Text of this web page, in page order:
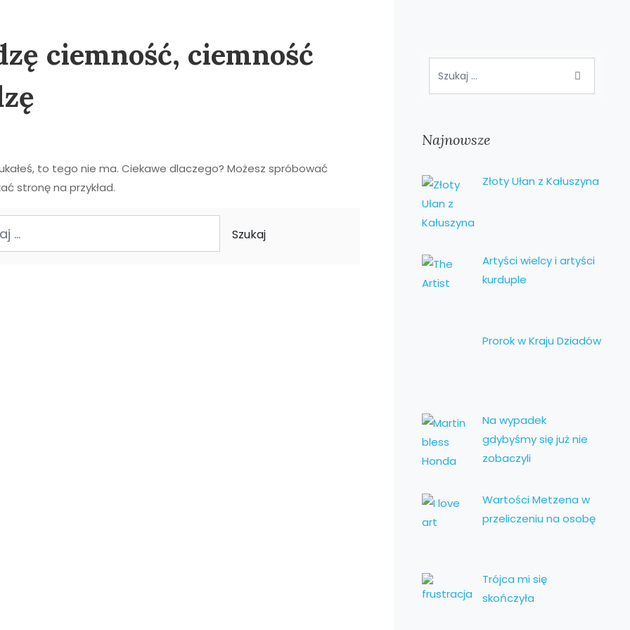
ciemność, ciemność
to tego nie ma. Ciekawe dlaczego? Możesz spróbować
stronę na przykład.
Najnowsze
Złoty Ułan z Kałuszyna
Artyści wielcy i artyści
kurduple
Prorok w Kraju Dziadów
Na wypadek
gdybyśmy się już nie
zobaczyli
Wartości Metzena w
przeliczeniu na osobę
Trójca mi się
skończyła